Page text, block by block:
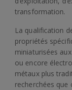
transformation.
La qualification
propriétés
miniaturisées
ou encore
métaux plus
recherchées